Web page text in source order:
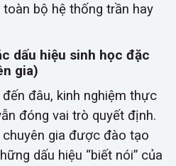
bộ hệ thống trần hay
dấu hiệu sinh học đặc
gia)
đâu, kinh nghiệm thực
đóng vai trò quyết định.
gia được đào tạo
dấu hiệu “biết nói” của